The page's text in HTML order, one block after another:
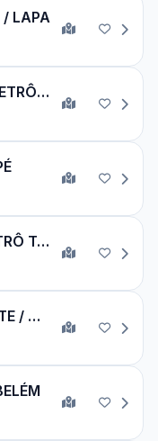
/ LAPA
PEDRA BRANCA / METRÔ BARRA FUNDA
JD. TREMEMBÉ / METRÔ TATUAPÉ
SHOP. CENTER NORTE / METRÔ BELÉM